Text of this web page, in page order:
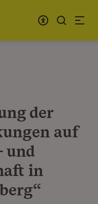
der
auf
und
in